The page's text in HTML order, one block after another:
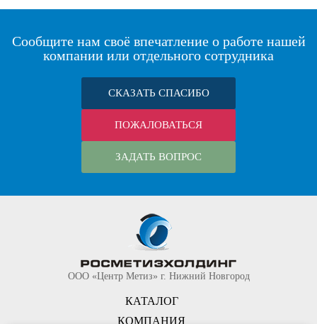
Сообщите нам своё впечатление о работе нашей
компании или отдельного сотрудника
СКАЗАТЬ СПАСИБО
ПОЖАЛОВАТЬСЯ
ЗАДАТЬ ВОПРОС
КОМПАНИЯ
ООО «Центр Метиз» г. Нижний Новгород
КАТАЛОГ